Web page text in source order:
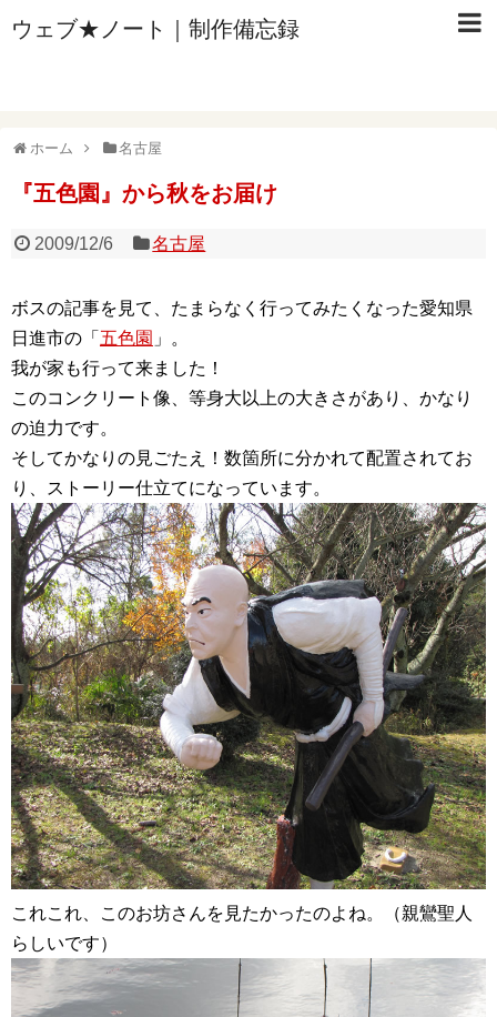
ウェブ★ノート｜制作備忘録
ホーム 名古屋
『五色園』から秋をお届け
2009/12/6 名古屋
ボスの記事を見て、たまらなく行ってみたくなった愛知県
日進市の「 五色園 」。
我が家も行って来ました！
このコンクリート像、等身大以上の大きさがあり、かなり
の迫力です。
そしてかなりの見ごたえ！数箇所に分かれて配置されてお
り、ストーリー仕立てになっています。
これこれ、このお坊さんを見たかったのよね。（親鸞聖人
らしいです）